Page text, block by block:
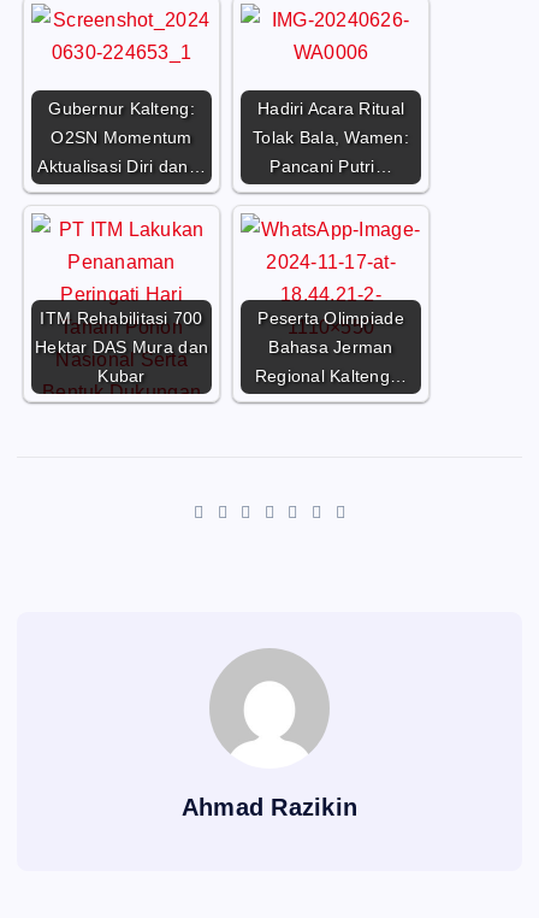
Gubernur Kalteng:
O2SN Momentum
Aktualisasi Diri dan…
Hadiri Acara Ritual
Tolak Bala, Wamen:
Pancani Putri…
ITM Rehabilitasi 700
Hektar DAS Mura dan
Kubar
Peserta Olimpiade
Bahasa Jerman
Regional Kalteng…
Ahmad Razikin